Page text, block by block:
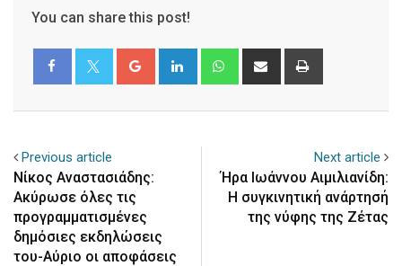
You can share this post!
Google+ LinkedIn WhatsappShare
Previous article
Νίκος Αναστασιάδης:
Ακύρωσε όλες τις
προγραμματισμένες
δημόσιες εκδηλώσεις
του-Αύριο οι αποφάσεις
Next article
Ήρα Ιωάννου Αιμιλιανίδη:
Η συγκινητική ανάρτησή
της νύφης της Ζέτας